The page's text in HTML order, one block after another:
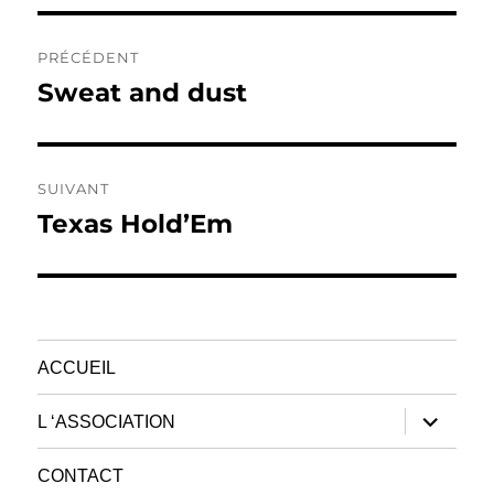
de
PRÉCÉDENT
Publication
Sweat and dust
SUIVANT
Publication
Texas Hold’Em
ACCUEIL
L ‘ASSOCIATION
ouvrir
le
sous-
CONTACT